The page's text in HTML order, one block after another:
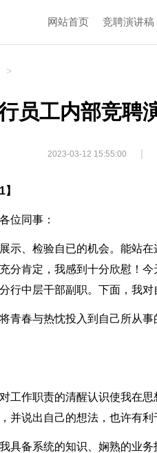
网站首页 竞聘演讲稿
>
员工内部竞聘
2023-03-12 15:55:00 |
位同事：
示、检验自已的机会。能站
分肯定，我感到十分欣慰！
行中层干部副职。下面，我对
青春与热忱投入到自己所从
工作职责的清醒认识使我在
并说出自己的想法，也许有利
具备系统的知识、娴熟的业